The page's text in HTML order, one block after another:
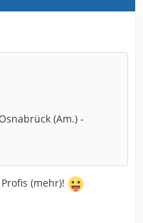
(Am.) -
(mehr)!